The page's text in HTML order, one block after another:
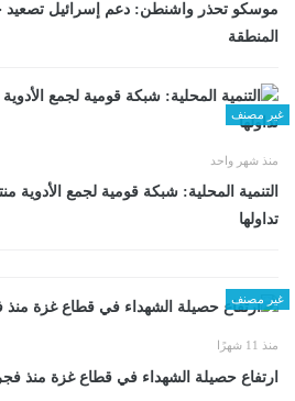
موسكو تحذر واشنطن: دعم إسرائيل تصعيد
المنطقة
غير مصنف
منذ شهر واحد
التنمية المحلية: شبكة قومية لجمع الأدوية
تداولها
غير مصنف
منذ 11 شهرًا
ارتفاع حصيلة الشهداء في قطاع غزة منذ فجر اليوم